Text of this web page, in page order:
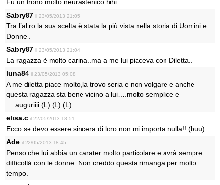
Fu un trono molto neurastenico hihi
Sabry87 il 23/05/2013 21:05
Tra l’altro la sua scelta è stata la più vista nella storia di Uomini e
Donne..
Sabry87 il 23/05/2013 21:04
La ragazza è molto carina..ma a me lui piaceva con Diletta..
luna84 il 23/05/2013 05:08
A me diletta piace molto,la trovo seria e non volgare e anche
questa ragazza sta bene vicino a lui….molto semplice e
….auguriiii (L) (L) (L)
elisa.c il 22/05/2013 18:51
Ecco se devo essere sincera di loro non mi importa nulla!! (buu)
Ade il 22/05/2013 18:45
Penso che lui abbia un carater molto particolare e avrà sempre
difficoltà con le donne. Non creddo questa rimanga per molto
tempo.